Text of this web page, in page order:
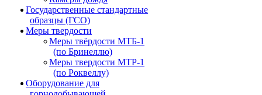
Государственные стандартные
образцы (ГСО)
Меры твердости
Меры твёрдости МТБ-1
(по Бринеллю)
Меры твердости МТР-1
(по Роквеллу)
Оборудование для